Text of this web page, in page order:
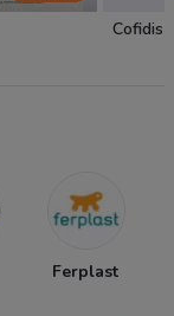
Cofidis
Ferplast